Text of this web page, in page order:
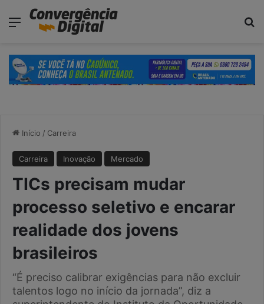
Menu
Início / Carreira
Carreira Inovação Mercado
TICs precisam mudar
processo seletivo e encarar
realidade dos jovens
brasileiros
“É preciso calibrar exigências para não excluir
talentos logo no início da jornada”, diz a